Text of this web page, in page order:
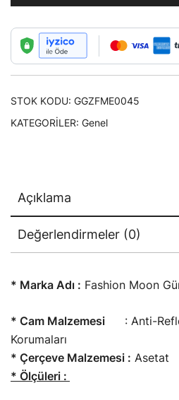
STOK KODU: GGZFME0045
KATEGORILER: Genel
Açıklama
Değerlendirmeler (0)
* Marka Adı : Fashion Moon
* Cam Malzemesi : Anti-
Korumaları
* Çerçeve Malzemesi : Asetat
* Ölçüleri :